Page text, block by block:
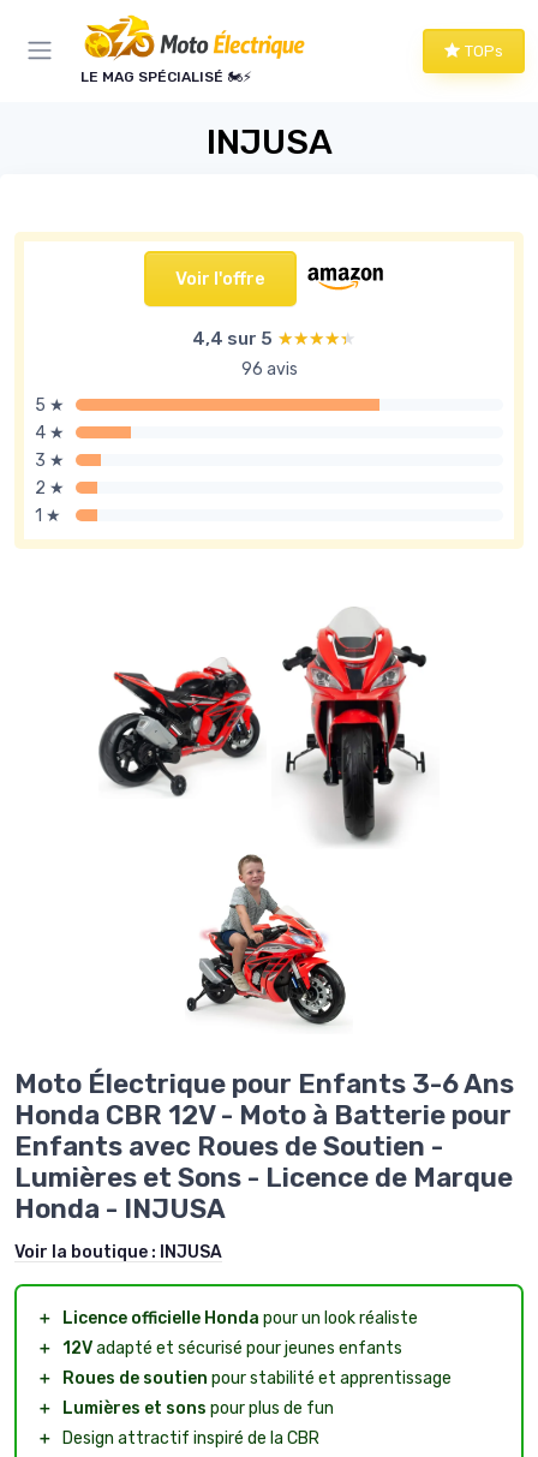
LE MAG SPÉCIALISÉ 🏍️⚡
TOPs
INJUSA
Voir l'offre
4,4 sur 5 ★★★★★
★★★★★
96 avis
5 ★
4 ★
3 ★
2 ★
1 ★
Moto Électrique pour Enfants 3-6 Ans
Honda CBR 12V - Moto à Batterie pour
Enfants avec Roues de Soutien -
Lumières et Sons - Licence de Marque
Honda - INJUSA
Voir la boutique : INJUSA
＋ Licence officielle Honda pour un look réaliste
＋ 12Vadapté et sécurisé pour jeunes enfants
＋
Roues de soutien pour stabilité et apprentissage
＋
Lumières et sons pour plus de fun
＋
Design attractif inspiré de la CBR
Panneau de gestion des cookies